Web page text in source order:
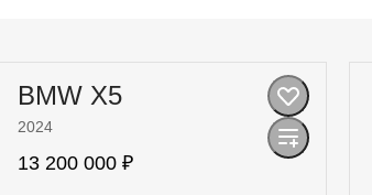
BMW X5
2024
13 200 000 ₽